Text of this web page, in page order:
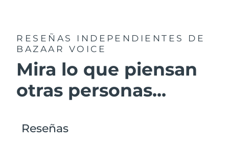
RESEÑAS INDEPENDIENTES
DE
BAZAAR VOICE
Mira lo que piensan
otras personas...